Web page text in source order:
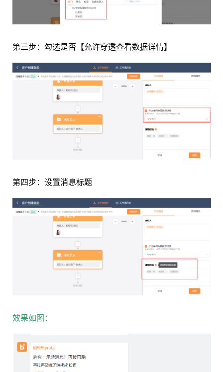
第三步：勾选是否【允许穿透查看数据详情】
第四步：设置消息标题
效果如图：